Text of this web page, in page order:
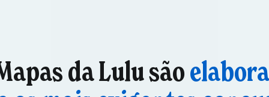
da Lulu são